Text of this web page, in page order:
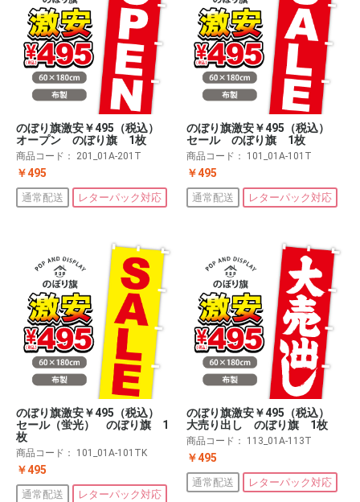
のぼり旗激安￥495（税込）
オープン のぼり旗 1枚
商品コード： 201_01A-201T
￥495
通常配送 レターパック対応
のぼり旗激安￥495（税込）
セール のぼり旗 1枚
商品コード： 101_01A-101T
￥495
通常配送 レターパック対応
のぼり旗激安￥495（税込）
セール（蛍光） のぼり旗 1
枚
商品コード： 101_01A-101TK
￥495
通常配送 レターパック対応
のぼり旗激安￥495（税込）
大売り出し のぼり旗 1枚
商品コード： 113_01A-113T
￥495
通常配送 レターパック対応